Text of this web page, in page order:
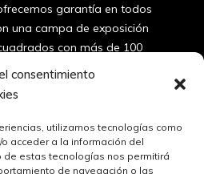
consentimiento
utilizamos tecnologías como
acceder a la información del
de estas tecnologías nos permitirá
de navegación o las
garantía en todos
una campa de exposición
con más de 100
de segunda mano de
10 42